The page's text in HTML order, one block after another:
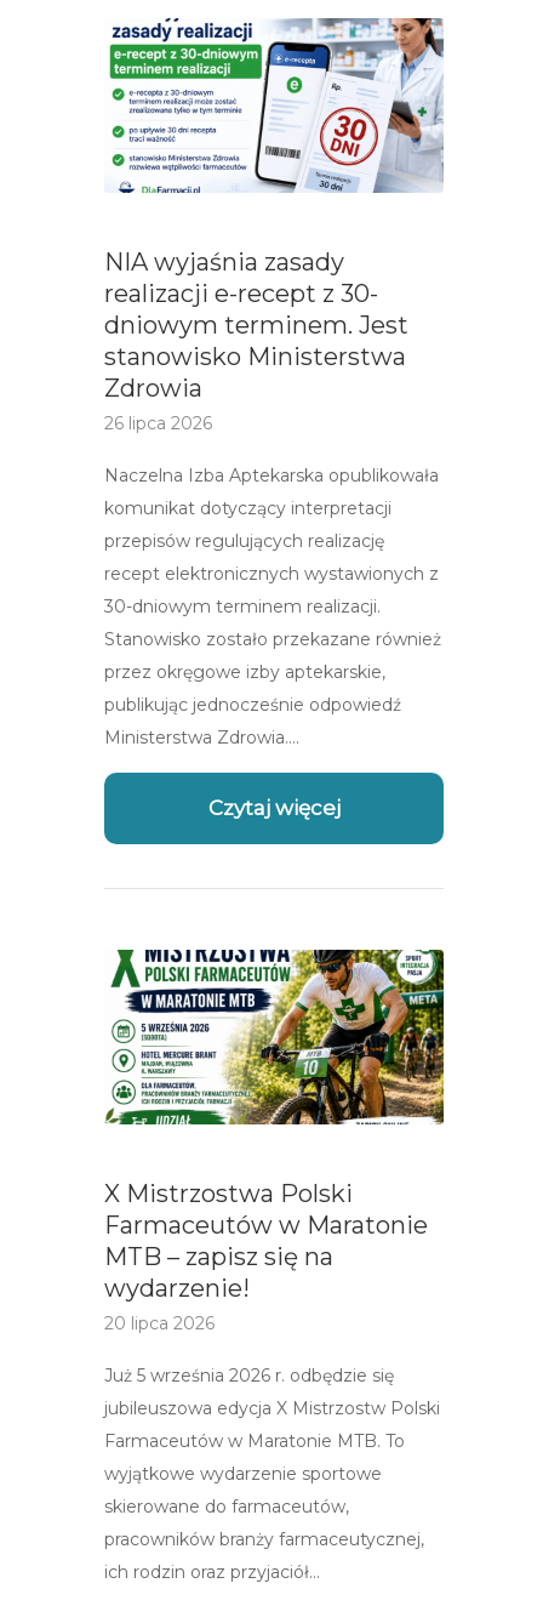
NIA wyjaśnia zasady
realizacji e-recept z 30-
dniowym terminem. Jest
stanowisko Ministerstwa
Zdrowia
26 lipca 2026
Naczelna Izba Aptekarska opublikowała
komunikat dotyczący interpretacji
przepisów regulujących realizację
recept elektronicznych wystawionych z
30-dniowym terminem realizacji.
Stanowisko zostało przekazane również
przez okręgowe izby aptekarskie,
publikując jednocześnie odpowiedź
Ministerstwa Zdrowia….
Czytaj więcej
X Mistrzostwa Polski
Farmaceutów w Maratonie
MTB – zapisz się na
wydarzenie!
20 lipca 2026
Już 5 września 2026 r. odbędzie się
jubileuszowa edycja X Mistrzostw Polski
Farmaceutów w Maratonie MTB. To
wyjątkowe wydarzenie sportowe
skierowane do farmaceutów,
pracowników branży farmaceutycznej,
ich rodzin oraz przyjaciół…